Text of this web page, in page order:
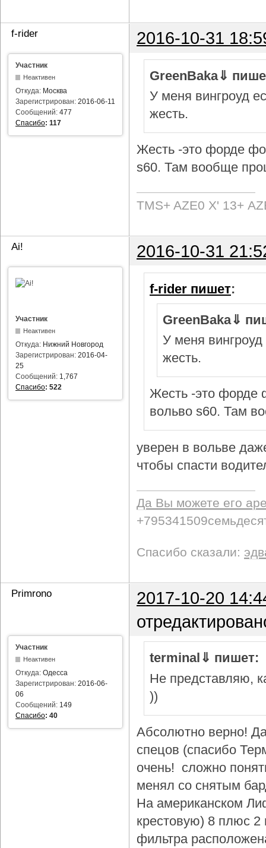
f-rider 2016-10-31
Участник
Неактивен
Откуда: Москва
Зарегистрирован: 2016-06-11
Сообщений: 477
Спасибо: 117
GreenBaka⇓
У меня вингроуд
жесть.
Жесть -это форде
s60. Там вообще
TMS+ AZE0 Х' 13+
Ai! 2016-10-31
Участник
Неактивен
Откуда: Нижний Новгород
Зарегистрирован: 2016-04-
25
Сообщений: 1,767
Спасибо: 522
f-rider пишет:
GreenBaka⇓
У меня вингроуд
жесть.
Жесть -это форде
вольво s60. Там
уверен в вольве
чтобы спасти
Да Вы можете его
Спасибо сказали:
Primrono
2017-10-20
Участник
Неактивен
Откуда: Одесса
Зарегистрирован: 2016-06-
06
Сообщений: 149
Спасибо: 40
terminal⇓ пишет:
Не представляю,
))
Абсолютно верно!
спецов (спасибо
очень! сложно
менял со снятым
На американском
крестовую) 8 плюс 2
фильтра